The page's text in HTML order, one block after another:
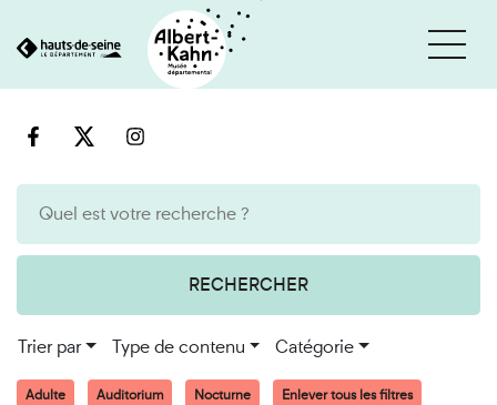
au
RECHERCHER
Trier par Type de contenu Catégorie
Adulte Auditorium Nocturne Enlever tous les filtres
Cookies et traceurs utilisés sur ce site